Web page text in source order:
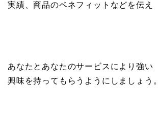
実績、商品のベネフィットなどを伝え
あなたとあなたのサービスにより強い
興味を持ってもらうようにしましょう。